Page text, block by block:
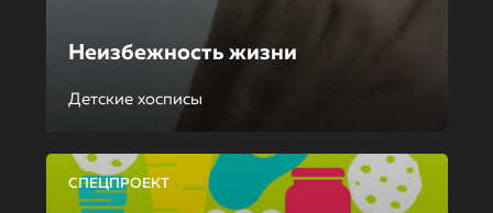
Неизбежность жизни
Детские хосписы
СПЕЦПРОЕКТ